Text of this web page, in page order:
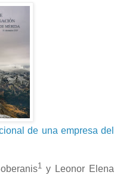
de una empresa del
1
y Leonor Elena